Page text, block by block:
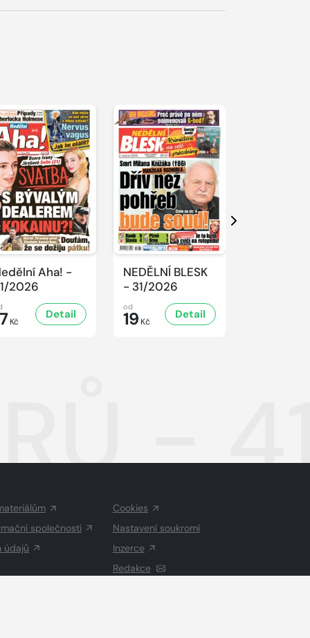
Aha! -
2026
Kč
Detail
NEDĚLNÍ BLESK
- 31/2026
od
19 Kč
Detail
Další
-
společnosti
údajů
Cookies
Nastavení soukromí
Inzerce
Redakce